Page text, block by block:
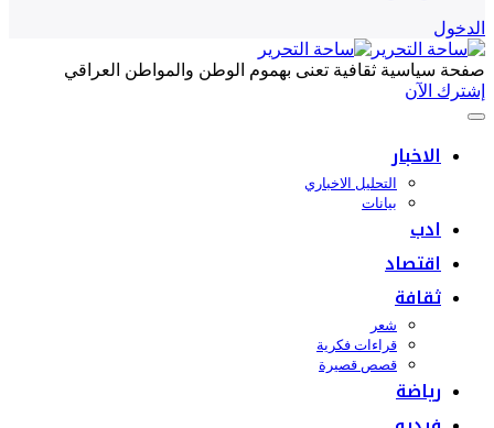
الدخول
صفحة سياسية ثقافية تعنى بهموم الوطن والمواطن العراقي
إشترك الآن
الاخبار
التحليل الاخباري
بيانات
ادب
اقتصاد
ثقافة
شعر
قراءات فكرية
قصص قصيرة
رياضة